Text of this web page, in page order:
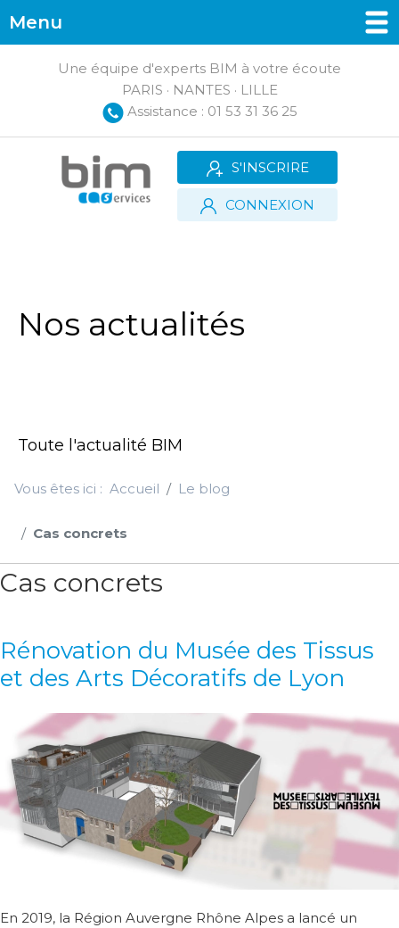
Une équipe d'experts BIM à votre écoute
PARIS · NANTES · LILLE
Assistance : 01 53 31 36 25
Menu
S'INSCRIRE
CONNEXION
Nos actualités
Toute l'actualité BIM
Vous êtes ici : Accueil Le blog
Cas concrets
Cas concrets
Rénovation du Musée des Tissus
et des Arts Décoratifs de Lyon
En 2019, la Région Auvergne Rhône Alpes a lancé un